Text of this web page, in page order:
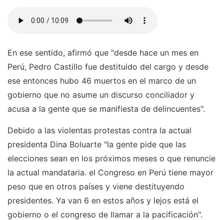
En ese sentido, afirmó que "desde hace un mes en
Perú, Pedro Castillo fue destituido del cargo y desde
ese entonces hubo 46 muertos en el marco de un
gobierno que no asume un discurso conciliador y
acusa a la gente que se manifiesta de delincuentes".
Debido a las violentas protestas contra la actual
presidenta Dina Boluarte "la gente pide que las
elecciones sean en los próximos meses o que renuncie
la actual mandataria. el Congreso en Perú tiene mayor
peso que en otros países y viene destituyendo
presidentes. Ya van 6 en estos años y lejos está el
gobierno o el congreso de llamar a la pacificación".